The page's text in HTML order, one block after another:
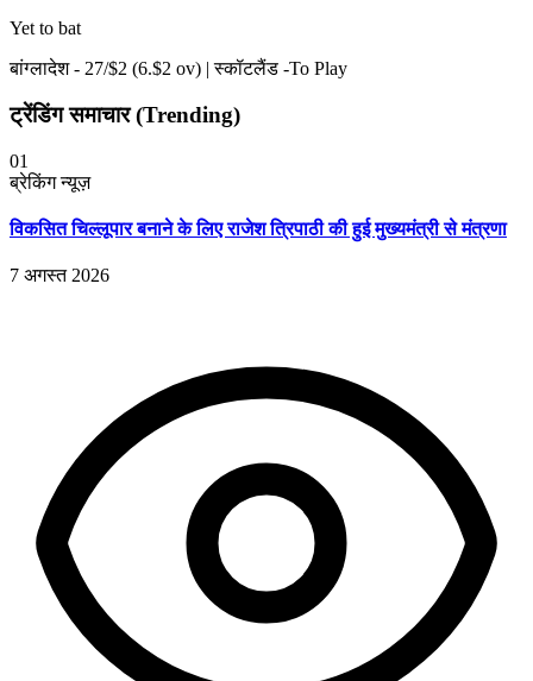
Yet to bat
बांग्लादेश - 27/$2 (6.$2 ov) | स्कॉटलैंड -To Play
ट्रेंडिंग समाचार (Trending)
01
ब्रेकिंग न्यूज़
विकसित चिल्लूपार बनाने के लिए राजेश त्रिपाठी की हुई मुख्यमंत्री से मंत्रणा
7 अगस्त 2026